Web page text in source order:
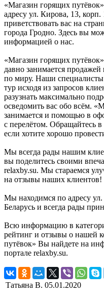
«Магазин горящих
адресу ул. Кирова, 13,
приветствовать вас на
города Гродно. Здесь вы
информацией о нас.
«Магазин горящих
давно занимается
по миру. Наши
тур исходя из запросов
разузнать максимально
осведомить вас обо всём.
занимается и помощью в
с перелётом. Обращайтесь
если хотите хорошо
Мы всегда рады нашим
вы поделитесь своими
relaxby.su. Мы стараемся
на отзывы наших клиентов!
Мы находимся по адресу
Беларусь и всегда рады
Всю информацию в
рейтинг и отзывы о нашей
путёвок» Вы найдете на
портале relaxby.su.
Татьяна В. 05.01.2020